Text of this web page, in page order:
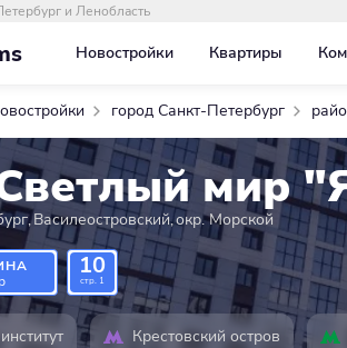
и Ленобласть
Новостройки Квартиры
город Санкт-Петербург
мир
,Василеостровский,окр. Морской
10
стр. 1
Крестовский остров